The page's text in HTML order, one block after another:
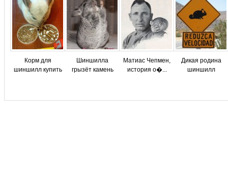
Корм для
шиншилл купить
Шиншилла
грызёт камень
Матиас Чепмен,
история о�...
Дикая родина
шиншилл